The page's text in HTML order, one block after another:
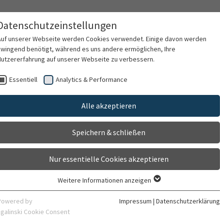
Rückruf (bitte spezifizieren)
unserer Webseite werden Cookies verwendet. Einige davon werden
benötigt, während es uns andere ermöglichen, Ihre
auf unserer Webseite zu verbessern.
Essentiell Analytics & Performance
Alle akzeptieren
Speichern & schließen
Nur essentielle Cookies akzeptieren
Essentielle Cookies werden für grundlegende Funktionen der Webseite
benötigt. Dadurch ist gewährleistet, dass die Webseite einwandfrei
Weitere Informationen anzeigen
by
Cookie Consent
Impressum | Datenschutzerklärung